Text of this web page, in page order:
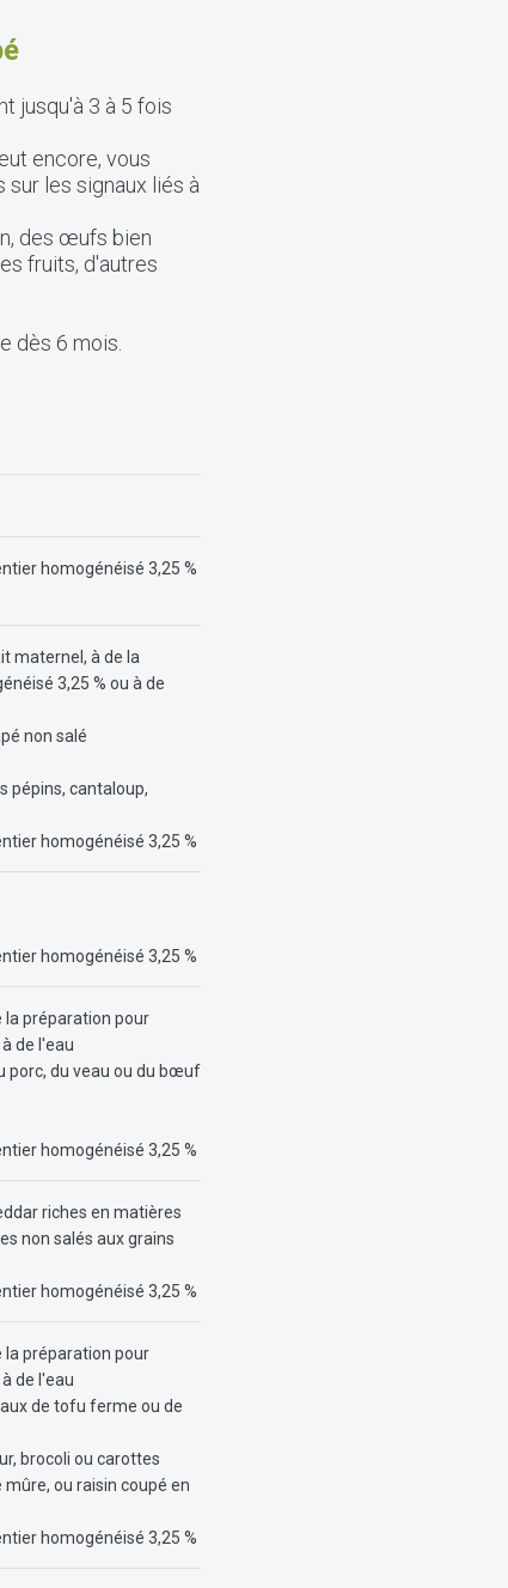
jusqu'à 3 à 5 fois
encore, vous
les signaux liés à
des œufs bien
fruits, d'autres
dès 6 mois.
homogénéisé 3,25 %
maternel, à de la
3,25 % ou à de
non salé
pépins, cantaloup,
homogénéisé 3,25 %
homogénéisé 3,25 %
la préparation pour
de l'eau
porc, du veau ou du bœuf
homogénéisé 3,25 %
riches en matières
non salés aux grains
homogénéisé 3,25 %
la préparation pour
de l'eau
de tofu ferme ou de
brocoli ou carottes
ou raisin coupé en
homogénéisé 3,25 %